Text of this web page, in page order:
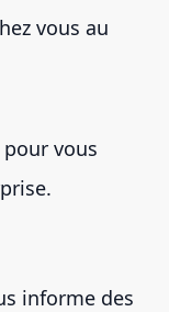
vous au
vous
informe des